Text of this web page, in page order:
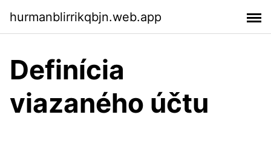
hurmanblirrikqbjn.web.app
Definícia
viazaného účtu